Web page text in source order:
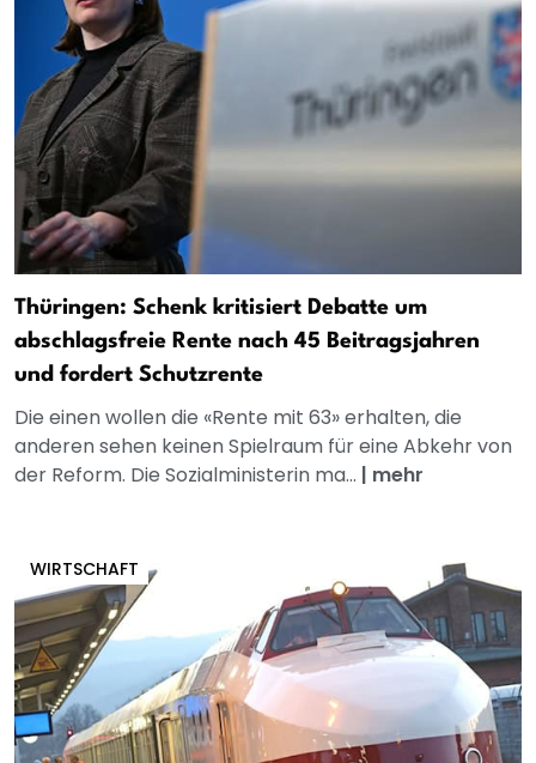
Thüringen: Schenk kritisiert Debatte um
abschlagsfreie Rente nach 45 Beitragsjahren
und fordert Schutzrente
Die einen wollen die «Rente mit 63» erhalten, die
anderen sehen keinen Spielraum für eine Abkehr von
der Reform. Die Sozialministerin ma... | mehr
WIRTSCHAFT